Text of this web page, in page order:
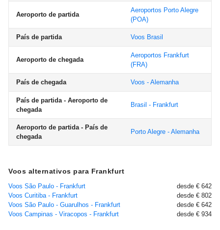
Aeroporto de partida
Aeroportos Porto Alegre
(POA)
País de partida Voos Brasil
Aeroporto de chegada
Aeroportos Frankfurt
(FRA)
País de chegada Voos - Alemanha
País de partida - Aeroporto de
chegada
Brasil - Frankfurt
Aeroporto de partida - País de
chegada
Porto Alegre - Alemanha
Voos alternativos para Frankfurt
Voos São Paulo - Frankfurt
desde € 642
Voos Curitiba - Frankfurt
desde € 802
Voos São Paulo - Guarulhos - Frankfurt
desde € 642
Voos Campinas - Viracopos - Frankfurt
desde € 934